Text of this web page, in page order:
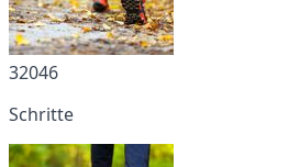
32046
Schritte